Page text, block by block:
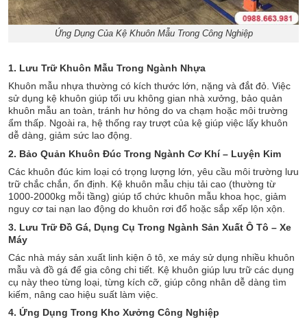
Ứng Dụng Của Kệ Khuôn Mẫu Trong Công Nghiệp
1. Lưu Trữ Khuôn Mẫu Trong Ngành Nhựa
Khuôn mẫu nhựa thường có kích thước lớn, nặng và đắt đỏ. Việc
sử dụng kệ khuôn giúp tối ưu không gian nhà xưởng, bảo quản
khuôn mẫu an toàn, tránh hư hỏng do va chạm hoặc môi trường
ẩm thấp. Ngoài ra, hệ thống ray trượt của kệ giúp việc lấy khuôn
dễ dàng, giảm sức lao động.
2. Bảo Quản Khuôn Đúc Trong Ngành Cơ Khí – Luyện Kim
Các khuôn đúc kim loại có trọng lượng lớn, yêu cầu môi trường lưu
trữ chắc chắn, ổn định. Kệ khuôn mẫu chịu tải cao (thường từ
1000-2000kg mỗi tầng) giúp tổ chức khuôn mẫu khoa học, giảm
nguy cơ tai nạn lao động do khuôn rơi đổ hoặc sắp xếp lộn xộn.
3. Lưu Trữ Đồ Gá, Dụng Cụ Trong Ngành Sản Xuất Ô Tô – Xe
Máy
Các nhà máy sản xuất linh kiện ô tô, xe máy sử dụng nhiều khuôn
mẫu và đồ gá để gia công chi tiết. Kệ khuôn giúp lưu trữ các dụng
cụ này theo từng loại, từng kích cỡ, giúp công nhân dễ dàng tìm
kiếm, nâng cao hiệu suất làm việc.
4. Ứng Dụng Trong Kho Xưởng Công Nghiệp